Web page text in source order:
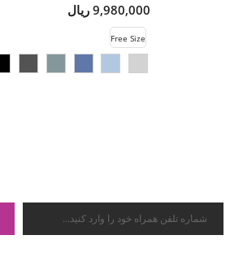
9,980,000 ریال
Free Size